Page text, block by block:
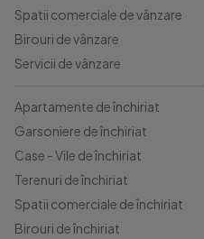
Spatii comerciale de vânzare
Birouri de vânzare
Servicii de vânzare
Apartamente de închiriat
Garsoniere de închiriat
Case - Vile de închiriat
Terenuri de închiriat
Spatii comerciale de închiriat
Birouri de închiriat